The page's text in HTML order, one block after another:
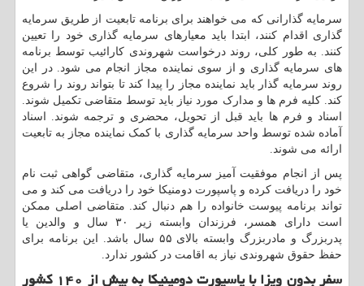
سرمایه گذارانی که می خواهند برای برنامه تابعیت از طریق سرمایه
گذاری اقدام کنند، ابتدا باید معیارهای سرمایه گذاری خود را تعیین
کنند. به طور کلی، روند درخواست شهروندی کارائیب توسط برنامه
های سرمایه گذاری و از سوی نماینده مجاز انجام می شود. در این
روند سرمایه گذار باید نماینده مجاز را پیدا کند تا بتواند روند را شروع
کند. کلیه فرم ها و مدارک مورد نیاز باید توسط متقاضی تکمیل شوند.
اسناد و فرم ها باید قبل از تحویل، محضری و ترجمه شوند. اسناد
آماده شده توسط واحد سرمایه گذاری با کمک نماینده مجاز به تابعیت
ارائه می شوند.
پس از انجام موفقیت آمیز سرمایه گذاری، متقاضی گواهی ثبت نام
خود را دریافت کرده و پاسپورت دومنیکا خود را دریافت می کند و می
تواند برنامه پیوست خانواده را هم دنبال کند. متقاضی اصلی ممکن
است دارای همسر، فرزندان وابسته زیر ۳۰ سال و والدین یا
پدربزرگ و مادربزرگ وابسته بالای ۵۵ سال باشد. این برنامه برای
حفظ حقوق شهروندی نیاز به اقامت در کشور ندارد.
سفر بدون ویزا با پاسپورت دومینیکا به بیش از ۱۴۰ کشور